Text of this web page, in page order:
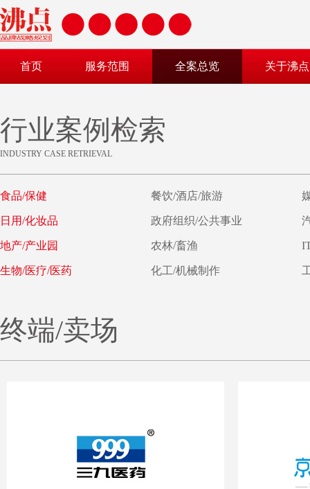
首页 服务范围 全案总览 关于沸点
行业案例检索
INDUSTRY CASE RETRIEVAL
食品/保健 餐饮/酒店/旅游
日用/化妆品 政府组织/公共事业
地产/产业园 农林/畜渔
生物/医疗/医药 化工/机械制作
终端/卖场